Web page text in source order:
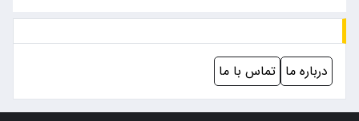
درباره ما تماس با ما